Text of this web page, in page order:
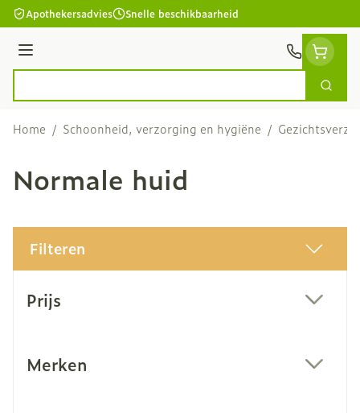
Ga naar de inhoud
Apothekersadvies Snelle beschikbaarheid
Menu
Zoek
Home / Schoonheid, verzorging en hygiëne /
Normale huid
Filteren
Prijs
Merken